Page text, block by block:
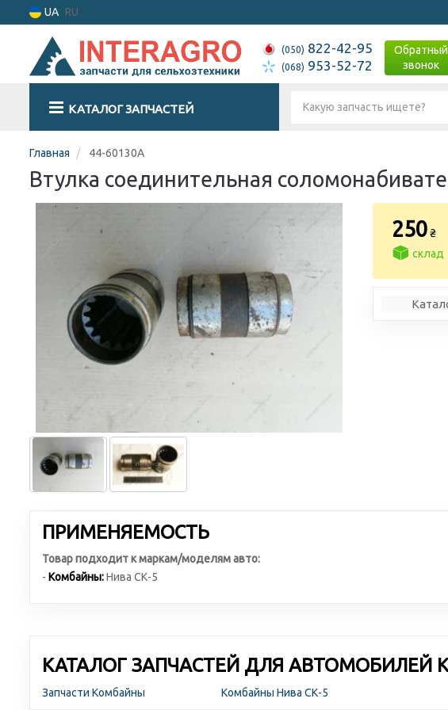
UA RU
(050) 822-42-95
(068) 953-52-72
Обратный
звонок
КАТАЛОГ ЗАПЧАСТЕЙ
Главная 44-60130А
Втулка соединительная
250 ₴
склад
ПРИМЕНЯЕМОСТЬ
Товар подходит к маркам/моделям авто:
- Комбайны:Нива СК-5
КАТАЛОГ ЗАПЧАСТЕЙ ДЛЯ АВТОМОБИЛЕЙ
Запчасти Комбайны Комбайны Нива СК-5